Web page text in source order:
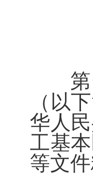
（以
华人
工基
等文